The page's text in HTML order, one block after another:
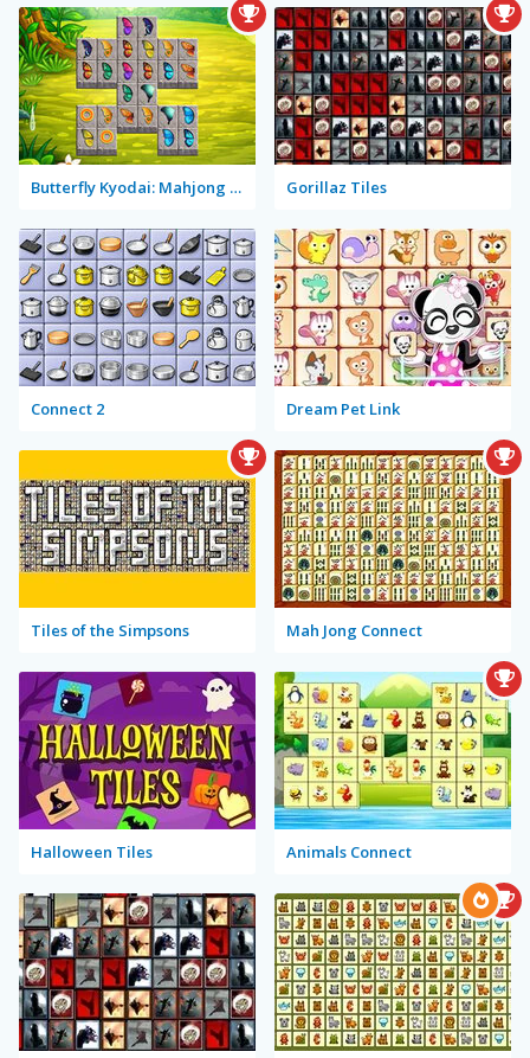
Butterfly Kyodai: Mahjong Connect Gorillaz Tiles
Connect 2 Dream Pet Link
Tiles of the Simpsons Mah Jong Connect
Halloween Tiles Animals Connect